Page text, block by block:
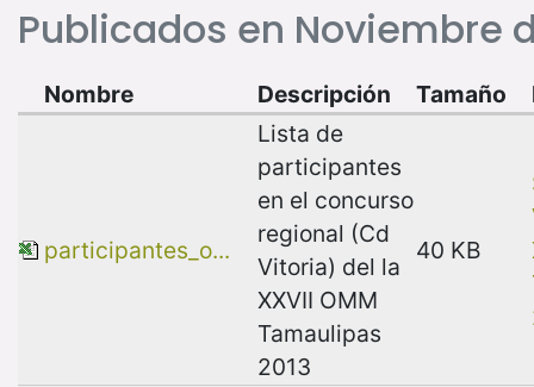
Publicados en Noviembre
Nombre Descripción Tamaño
participantes_o...
Lista de
participantes
en el concurso
regional (Cd
Vitoria) del la
XXVII OMM
Tamaulipas
2013
40 KB